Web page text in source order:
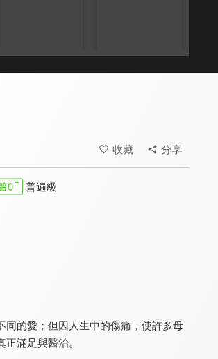
收藏 分享
普遍級
同的愛；但因人生中的傷痛，使許多母
滿足與醫治。